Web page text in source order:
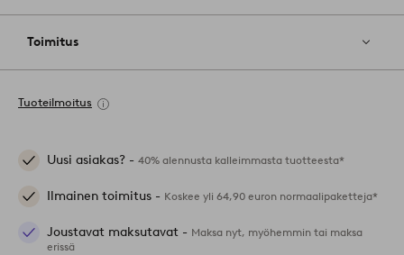
Toimitus
Tuoteilmoitus
Uusi asiakas? - 40% alennusta kalleimmasta tuotteesta*
Ilmainen toimitus - Koskee yli 64,90 euron normaalipaketteja*
Joustavat maksutavat - Maksa nyt, myöhemmin tai maksa
erissä